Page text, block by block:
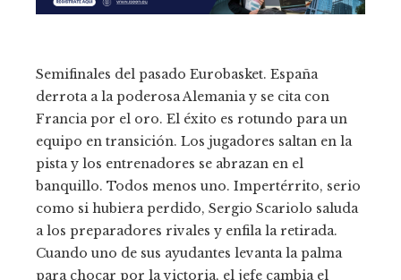
Semifinales del pasado Eurobasket. España
derrota a la poderosa Alemania y se cita con
Francia por el oro. El éxito es rotundo para un
equipo en transición. Los jugadores saltan en la
pista y los entrenadores se abrazan en el
banquillo. Todos menos uno. Impertérrito, serio
como si hubiera perdido, Sergio Scariolo saluda
a los preparadores rivales y enfila la retirada.
Cuando uno de sus ayudantes levanta la palma
para chocar por la victoria, el jefe cambia el